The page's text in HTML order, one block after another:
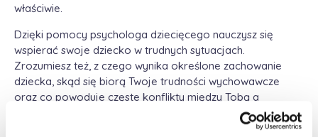
właściwie.
Dzięki pomocy psychologa dziecięcego nauczysz się
wspierać swoje dziecko w trudnych sytuacjach.
Zrozumiesz też, z czego wynika określone zachowanie
dziecka, skąd się biorą Twoje trudności wychowawcze
oraz co powoduje częste konflikty między Tobą a